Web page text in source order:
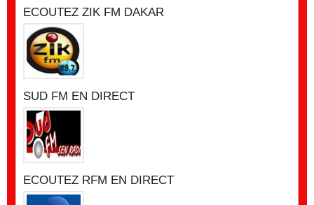
ECOUTEZ ZIK FM DAKAR
SUD FM EN DIRECT
ECOUTEZ RFM EN DIRECT